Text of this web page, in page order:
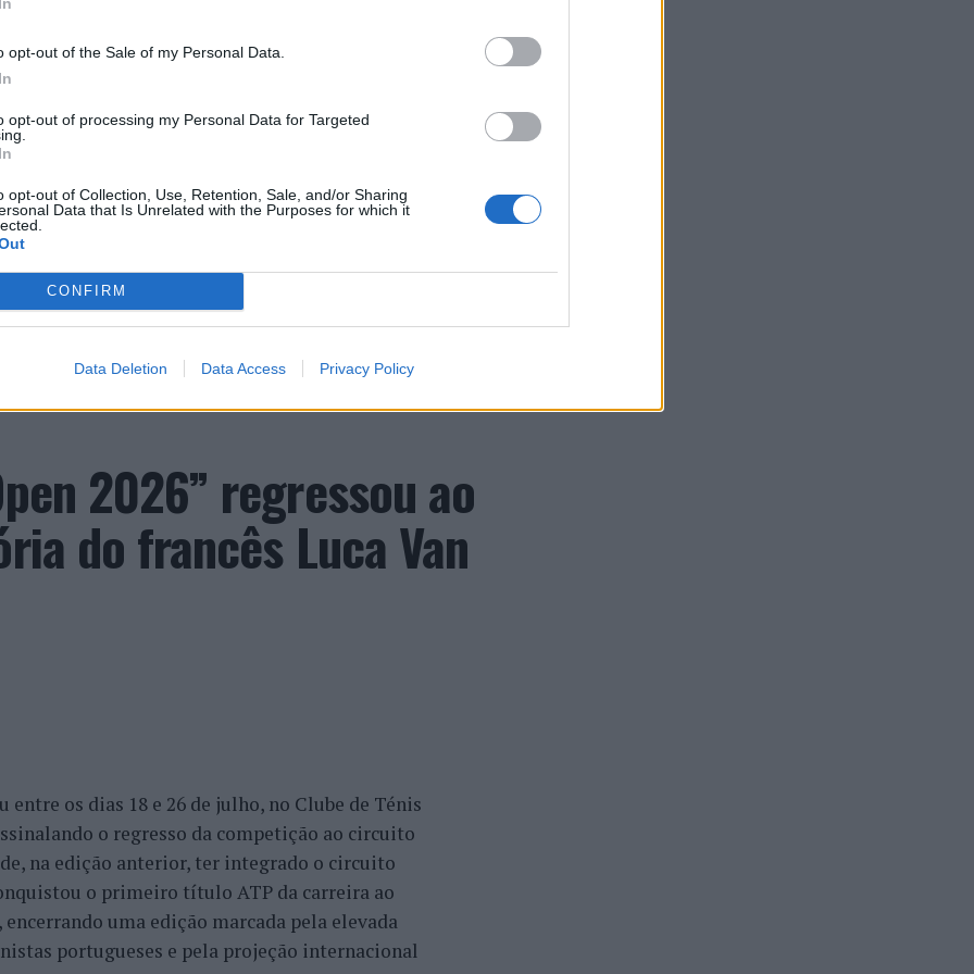
opt-out of the Sale of my Personal Data.
opt-out of processing my Personal Data for Targeted
opt-out of Collection, Use, Retention, Sale, and/or Sharing
Data that Is Unrelated with the Purposes for which it
CONFIRM
Data Deletion Data Access Privacy Policy
redução pode ocorrer antes que qualquer
evoluiu em um ambiente de escassez de
excesso de informações e mudanças
impõe uma carga elevada ao córtex pré-
executivo.
também estimulam continuamente o sistema
mental, a dificuldade de manter a atenção e
permanecem ativas na memória e
o stress prolongado pode elevar os níveis de
que não há evidências de que o ambiente digital
A adaptação observada, afirma, ocorre por
de reflexão profunda em um contexto marcado
evolução tecnológica. O potencial cognitivo
depende de como o cérebro é exercitado no
2026” regressou ao
do francês Luca Van
os dias 18 e 26 de julho, no Clube de Ténis
o regresso da competição ao circuito
de, na edição anterior, ter integrado o circuito
o primeiro título ATP da carreira ao
uma edição marcada pela elevada
portugueses e pela projeção internacional